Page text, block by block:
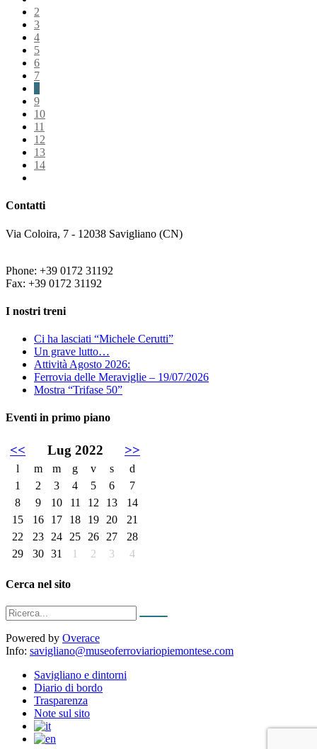
2
3
4
5
6
7
8
9
10
11
12
13
14
Contatti
Via Coloira, 7 - 12038 Savigliano (CN)
Phone: +39 0172 31192
Fax: +39 0172 31192
I nostri treni
Ci ha lasciati “Michele Cerutti”
Un grave lutto…
Attività Agosto 2026:
Ferrovia delle Meraviglie – 19/07/2026
Mostra “Trifase 50”
Eventi in primo piano
<< Lug 2022 >>
l m m g v s
d
1
2 3 4 5 6
7
8
9 10 11 12 13
14
15
16 17 18 19 20
21
22
23 24 25 26 27
28
29
30 31 1 2 3 4
Cerca nel sito
Powered by Overace
Info: savigliano@museoferroviariopiemontese.com
Savigliano e dintorni
Diario di bordo
Trasparenza
Note sul sito